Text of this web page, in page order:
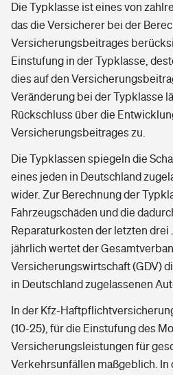
Die Typklasse ist eines von
das die Versicherer bei der
Versicherungsbeitrages
Einstufung in der Typklasse,
dies auf den
Veränderung bei der Typklasse
Rückschluss über die
Versicherungsbeitrages zu.
Die Typklassen spiegeln die
eines jeden in Deutschland
wider. Zur Berechnung der
Fahrzeugschäden und die
Reparaturkosten der letzten drei
jährlich wertet der
Versicherungswirtschaft (GDV)
in Deutschland zugelassenen
In der Kfz-
(10-25), für die Einstufung des
Versicherungsleistungen für
Verkehrsunfällen maßgeblich. In